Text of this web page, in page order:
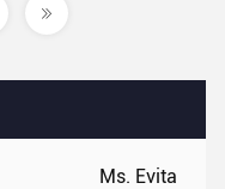
Ms. Evita